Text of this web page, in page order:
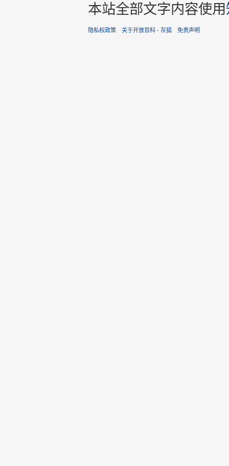
本站全部文字内容使用
隐私权政策 关于开放百科 - 灰狐 免责声明